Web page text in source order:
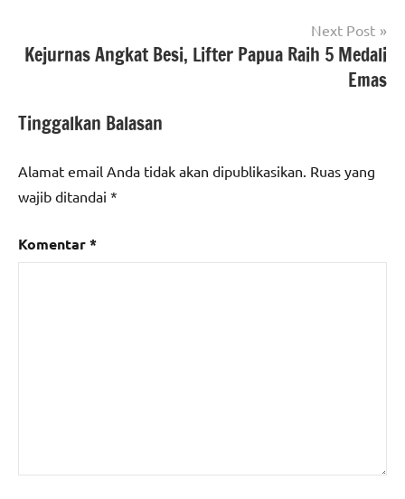
Next Post
Kejurnas Angkat Besi, Lifter Papua Raih 5 Medali
Emas
Tinggalkan Balasan
Alamat email Anda tidak akan dipublikasikan. Ruas yang
wajib ditandai *
Komentar*